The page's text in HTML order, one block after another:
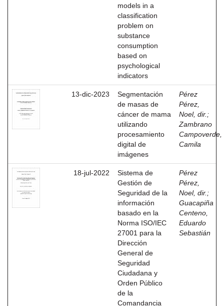
models in a
classification
problem on
substance
consumption
based on
psychological
indicators
13-dic-2023
Segmentación
de masas de
cáncer de mama
utilizando
procesamiento
digital de
imágenes
Pérez
Pérez,
Noel, dir. ;
Zambrano
Campoverde,
Camila
18-jul-2022
Sistema de
Gestión de
Seguridad de la
información
basado en la
Norma ISO/IEC
27001 para la
Dirección
General de
Seguridad
Ciudadana y
Orden Público
de la
Comandancia
Pérez
Pérez,
Noel, dir. ;
Guacapiña
Centeno,
Eduardo
Sebastián